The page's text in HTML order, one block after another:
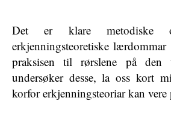
Det er klare metodiske
erkjenningsteoretiske
praksisen til rørslene på
undersøker desse, la oss kort
korfor erkjenningsteoriar kan